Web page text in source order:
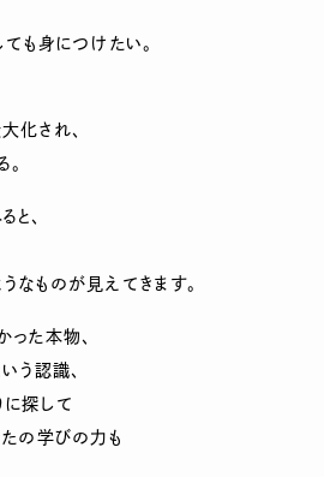
も身につけたい。
化され、
、
なものが見えてきます。
った本物、
う認識、
に探して
たの学びの力も